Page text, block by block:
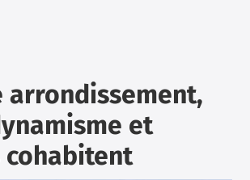
arrondissement,
et